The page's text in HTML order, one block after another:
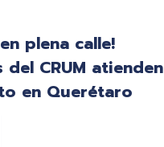
plena calle!
del CRUM atienden
en Querétaro